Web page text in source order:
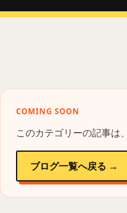
COMING SOON
このカテゴリーの記事は
ブログ一覧へ戻る →